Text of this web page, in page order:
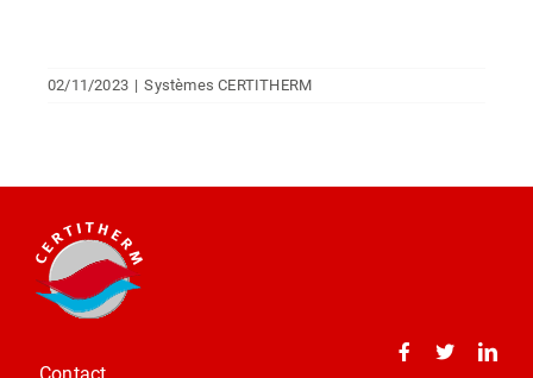
02/11/2023 | Systèmes CERTITHERM